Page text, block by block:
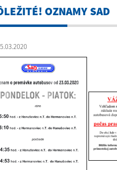
OZNAMY SAD